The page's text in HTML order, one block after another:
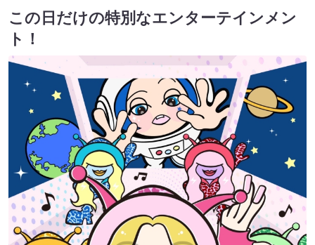
この日だけの特別なエンターテインメン
ト！